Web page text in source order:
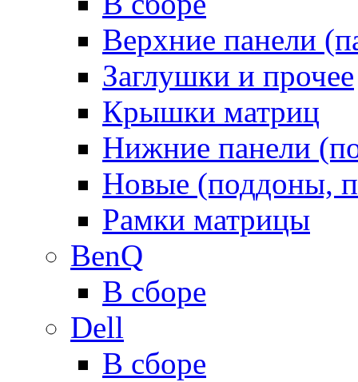
Верхние панели
Заглушки и прочее
Крышки матриц
Нижние панели
Новые (поддоны,
Рамки матрицы
BenQ
В сборе
Dell
В сборе